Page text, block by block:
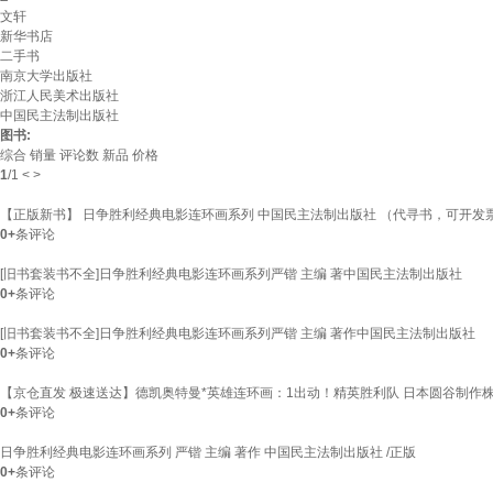
文轩
新华书店
二手书
南京大学出版社
浙江人民美术出版社
中国民主法制出版社
图书:
综合 销量 评论数 新品 价格
1/1 < >
【正版新书】 日争胜利经典电影连环画系列 中国民主法制出版社 （代寻书，可开发
0+条评论
[旧书套装书不全]日争胜利经典电影连环画系列严锴 主编 著中国民主法制出版社
0+条评论
[旧书套装书不全]日争胜利经典电影连环画系列严锴 主编 著作中国民主法制出版社
0+条评论
【京仓直发 极速送达】德凯奥特曼*英雄连环画：1出动！精英胜利队 日本圆谷制
0+条评论
日争胜利经典电影连环画系列 严锴 主编 著作 中国民主法制出版社 /正版
0+条评论